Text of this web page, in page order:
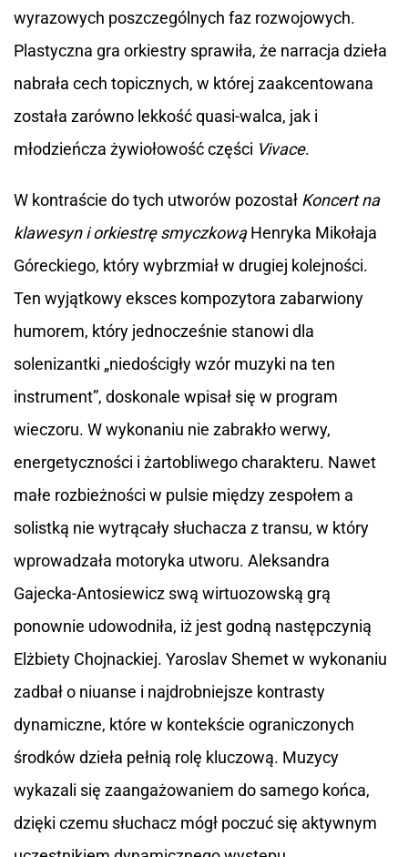
wyrazowych poszczególnych faz rozwojowych.
Plastyczna gra orkiestry sprawiła, że narracja dzieła
nabrała cech topicznych, w której zaakcentowana
została zarówno lekkość quasi-walca, jak i
młodzieńcza żywiołowość części Vivace.
W kontraście do tych utworów pozostał Koncert na
klawesyn i orkiestrę smyczkowąHenryka Mikołaja
Góreckiego, który wybrzmiał w drugiej kolejności.
Ten wyjątkowy eksces kompozytora zabarwiony
humorem, który jednocześnie stanowi dla
solenizantki „niedościgły wzór muzyki na ten
instrument”, doskonale wpisał się w program
wieczoru. W wykonaniu nie zabrakło werwy,
energetyczności i żartobliwego charakteru. Nawet
małe rozbieżności w pulsie między zespołem a
solistką nie wytrącały słuchacza z transu, w który
wprowadzała motoryka utworu. Aleksandra
Gajecka-Antosiewicz swą wirtuozowską grą
ponownie udowodniła, iż jest godną następczynią
Elżbiety Chojnackiej. Yaroslav Shemet w wykonaniu
zadbał o niuanse i najdrobniejsze kontrasty
dynamiczne, które w kontekście ograniczonych
środków dzieła pełnią rolę kluczową. Muzycy
wykazali się zaangażowaniem do samego końca,
dzięki czemu słuchacz mógł poczuć się aktywnym